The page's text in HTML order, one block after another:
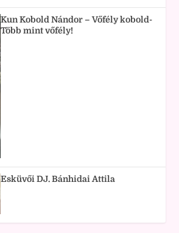
Kun Kobold Nándor – Vőfély kobold-
Több mint vőfély!
Esküvői DJ. Bánhidai Attila